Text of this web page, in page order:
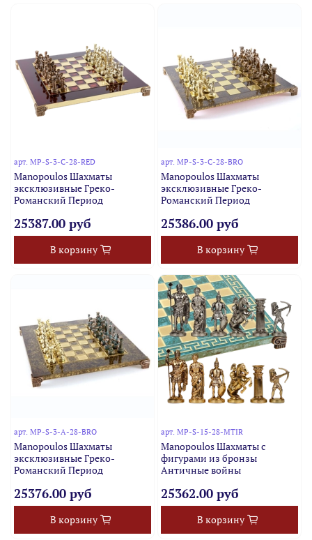
арт.MP-S-3-C-28-RED
Manopoulos Шахматы
эксклюзивные Греко-
Романский Период
25387.00 руб
В корзину
арт. MP-S-3-C-28-BRO
Manopoulos Шахматы
эксклюзивные Греко-
Романский Период
25386.00 руб
В корзину
арт.MP-S-3-A-28-BRO
Manopoulos Шахматы
эксклюзивные Греко-
Романский Период
25376.00 руб
В корзину
арт. MP-S-15-28-MTIR
Manopoulos Шахматы с
фигурами из бронзы
Античные войны
25362.00 руб
В корзину